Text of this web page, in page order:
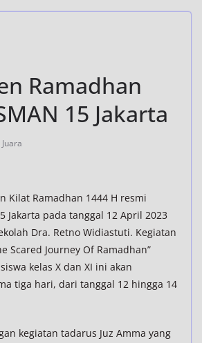
Ramadhan
15 Jakarta
Kilat Ramadhan 1444 H resmi
Jakarta pada tanggal 12 April 2023
Dra. Retno Widiastuti. Kegiatan
Scared Journey Of Ramadhan”
kelas X dan XI ini akan
tiga hari, dari tanggal 12 hingga 14
kegiatan tadarus Juz Amma yang